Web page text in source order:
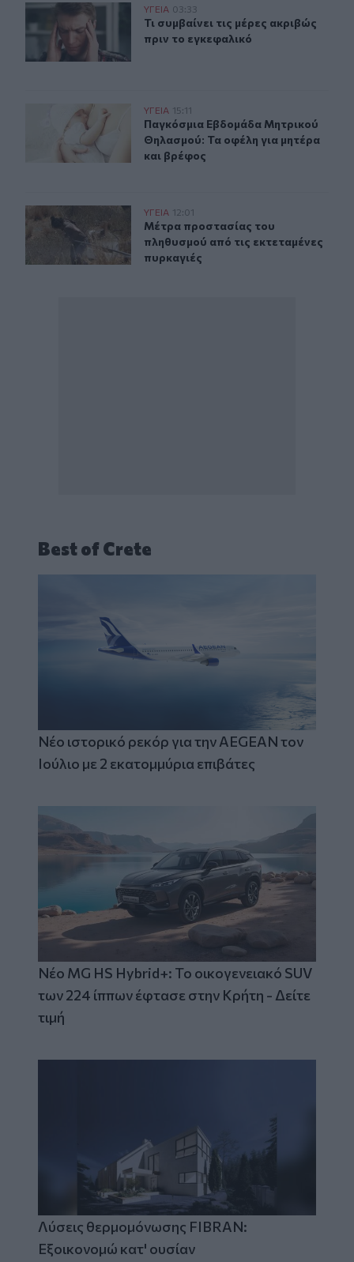
Τι συμβαίνει τις μέρες ακριβώς πριν το εγκεφαλικό
ΥΓΕΙΑ 03:33
Τι συμβαίνει τις μέρες ακριβώς
Τι συμβαίνει τις μέρες ακριβώς
πριν το εγκεφαλικό
Παγκόσμια Εβδομάδα Μητρικού Θηλασμού: Τα οφέλη
ΥΓΕΙΑ 15:11
Παγκόσμια Εβδομάδα Μητρικού
Παγκόσμια Εβδομάδα Μητρικού
Θηλασμού: Τα οφέλη για μητέρα
και βρέφος
Μέτρα προστασίας του πληθυσμού από τις
ΥΓΕΙΑ 12:01
Μέτρα προστασίας του πληθυσμού
Μέτρα προστασίας του
πληθυσμού από τις εκτεταμένες
πυρκαγιές
Best of Crete
Νέο ιστορικό ρεκόρ για την AEGEAN τον
Ιούλιο με 2 εκατομμύρια επιβάτες
Νέο MG HS Hybrid+: Το οικογενειακό SUV
των 224 ίππων έφτασε στην Κρήτη - Δείτε
τιμή
Λύσεις θερμομόνωσης FIBRAN:
Εξοικονομώ κατ' ουσίαν